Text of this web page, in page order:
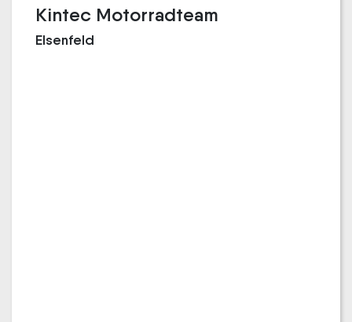
Kintec Motorradteam
Elsenfeld